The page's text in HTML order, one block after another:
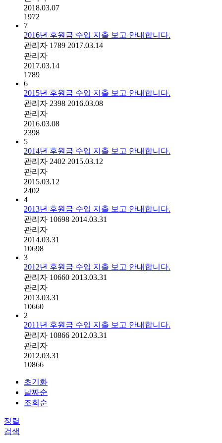
2018.03.07
1972
7
2016년 후원금 수입 지출 보고 안내합니다.
관리자 1789 2017.03.14
관리자
2017.03.14
1789
6
2015년 후원금 수입 지출 보고 안내합니다.
관리자 2398 2016.03.08
관리자
2016.03.08
2398
5
2014년 후원금 수입 지출 보고 안내합니다.
관리자 2402 2015.03.12
관리자
2015.03.12
2402
4
2013년 후원금 수입 지출 보고 안내합니다.
관리자 10698 2014.03.31
관리자
2014.03.31
10698
3
2012년 후원금 수입 지출 보고 안내합니다.
관리자 10660 2013.03.31
관리자
2013.03.31
10660
2
2011년 후원금 수입 지출 보고 안내합니다.
관리자 10866 2012.03.31
관리자
2012.03.31
10866
초기화
날짜순
조회순
정렬
검색